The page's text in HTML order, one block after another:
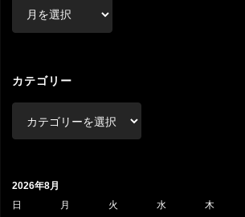
ブ
カテゴリー
ー
2026年8月
日
月 火 水 木